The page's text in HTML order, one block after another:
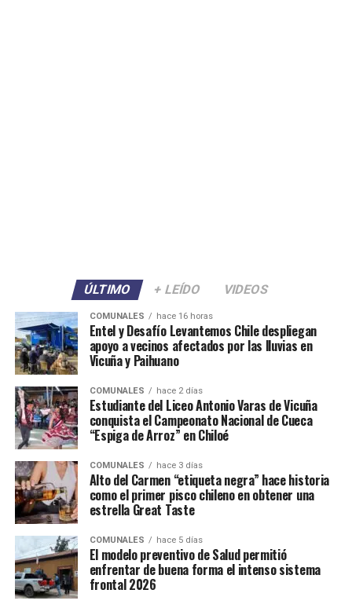
ÚLTIMO + LEÍDO VIDEOS
COMUNALES hace 16 horas
Entel y Desafío Levantemos Chile despliegan
apoyo a vecinos afectados por las lluvias en
Vicuña y Paihuano
COMUNALES hace 2 días
Estudiante del Liceo Antonio Varas de Vicuña
conquista el Campeonato Nacional de Cueca
“Espiga de Arroz” en Chiloé
COMUNALES hace 3 días
Alto del Carmen “etiqueta negra” hace historia
como el primer pisco chileno en obtener una
estrella Great Taste
COMUNALES hace 5 días
El modelo preventivo de Salud permitió
enfrentar de buena forma el intenso sistema
frontal 2026